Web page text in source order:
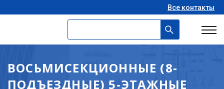
Все контакты
ВОСЬМИСЕКЦИОННЫЕ (8-
ПОДЪЕЗДНЫЕ) 5-ЭТАЖНЫЕ